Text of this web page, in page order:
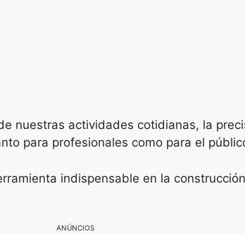
nuestras actividades cotidianas, la
para profesionales como para el
indispensable en la
ANÚNCIOS